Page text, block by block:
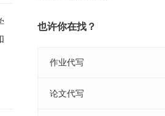
也许你在找？
作业代写
论文代写